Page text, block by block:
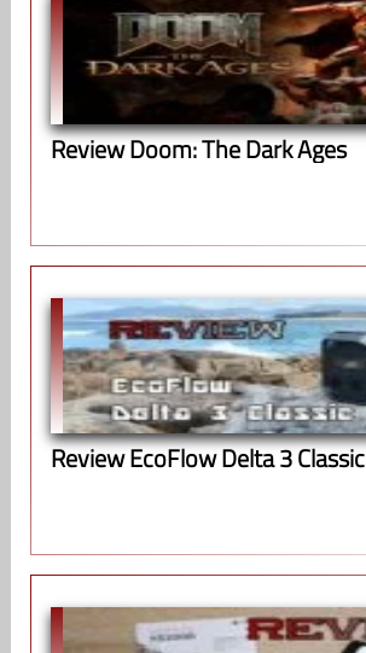
Review Doom: The Dark Ages
Review EcoFlow Delta 3 Classic